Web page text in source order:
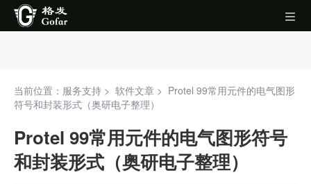
当前位置：服务支持 > 软件文章 > Protel 99常用元件的电气图形
符号和封装形式（奥研电子整理）
Protel 99常用元件的电气图形符号
和封装形式（奥研电子整理）